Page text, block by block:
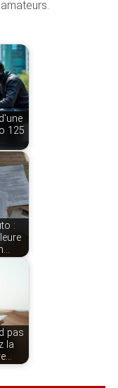
125
:
pas
la